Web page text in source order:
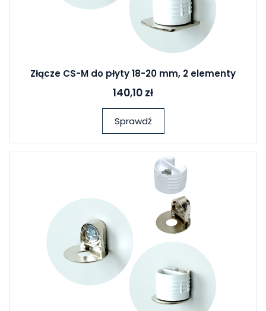
Złącze CS-M do płyty 18-20 mm, 2 elementy
140,10 zł
Sprawdź